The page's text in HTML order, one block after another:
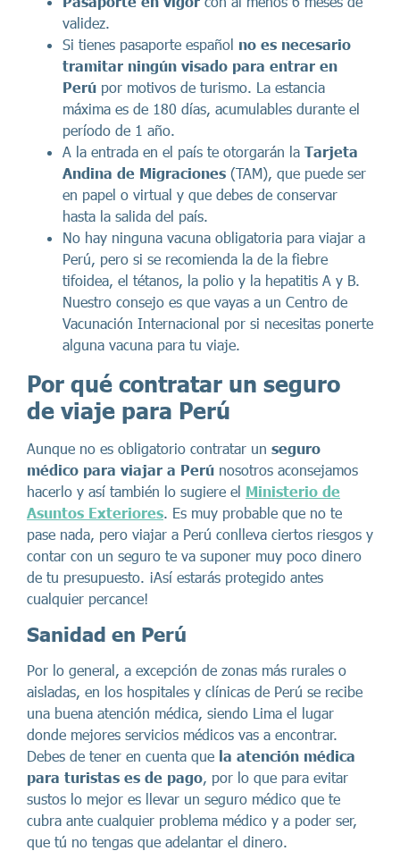
validez.
Si tienes pasaporte español no es necesario
tramitar ningún visado para entrar en
Perú por motivos de turismo. La estancia
máxima es de 180 días, acumulables durante el
período de 1 año.
A la entrada en el país te otorgarán la Tarjeta
Andina de Migraciones (TAM), que puede ser
en papel o virtual y que debes de conservar
hasta la salida del país.
No hay ninguna vacuna obligatoria para viajar a
Perú, pero si se recomienda la de la fiebre
tifoidea, el tétanos, la polio y la hepatitis A y B.
Nuestro consejo es que vayas a un Centro de
Vacunación Internacional por si necesitas ponerte
alguna vacuna para tu viaje.
Por qué contratar un seguro
de viaje para Perú
Aunque no es obligatorio contratar un seguro
médico para viajar a Perú nosotros aconsejamos
hacerlo y así también lo sugiere el Ministerio de
Asuntos Exteriores. Es muy probable que no te
pase nada, pero viajar a Perú conlleva ciertos riesgos y
contar con un seguro te va suponer muy poco dinero
de tu presupuesto. ¡Así estarás protegido antes
cualquier percance!
Sanidad en Perú
Por lo general, a excepción de zonas más rurales o
aisladas, en los hospitales y clínicas de Perú se recibe
una buena atención médica, siendo Lima el lugar
donde mejores servicios médicos vas a encontrar.
Debes de tener en cuenta que la atención médica
para turistas es de pago, por lo que para evitar
sustos lo mejor es llevar un seguro médico que te
cubra ante cualquier problema médico y a poder ser,
que tú no tengas que adelantar el dinero.